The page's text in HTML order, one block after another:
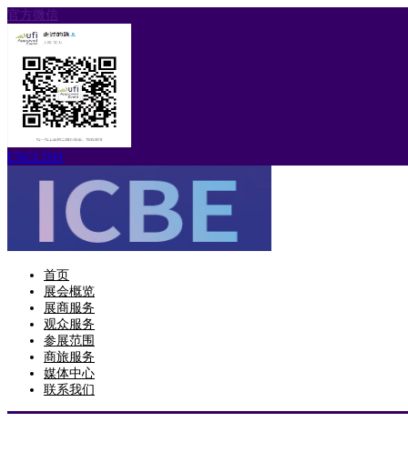
官方微信
ENGLISH
首页
展会概览
展商服务
观众服务
参展范围
商旅服务
媒体中心
联系我们